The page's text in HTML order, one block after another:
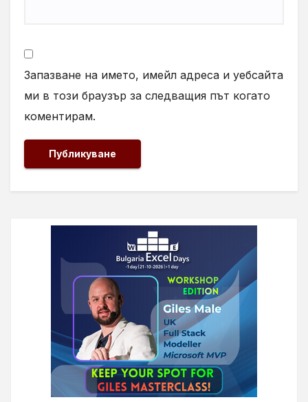
Запазване на името, имейл адреса и уебсайта
ми в този браузър за следващия път когато
коментирам.